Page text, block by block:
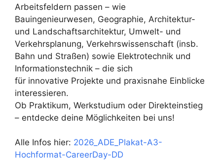
Arbeitsfeldern passen – wie
Bauingenieurwesen, Geographie, Architektur-
und Landschaftsarchitektur, Umwelt- und
Verkehrsplanung, Verkehrswissenschaft (insb.
Bahn und Straßen) sowie Elektrotechnik und
Informationstechnik – die sich
für innovative Projekte und praxisnahe Einblicke
interessieren.
Ob Praktikum, Werkstudium oder Direkteinstieg
– entdecke deine Möglichkeiten bei uns!
Alle Infos hier: 2026_ADE_Plakat-A3-
Hochformat-CareerDay-DD